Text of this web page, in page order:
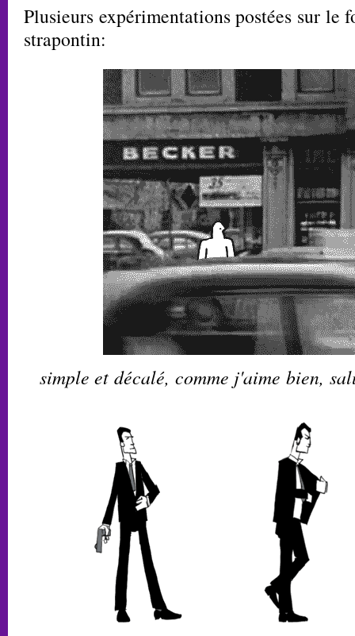
Plusieurs expérimentations postées sur le
strapontin:
simple et décalé, comme j'aime bien,